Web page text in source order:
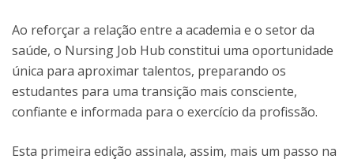
Ao reforçar a relação entre a academia e o setor da
saúde, o Nursing Job Hub constitui uma oportunidade
única para aproximar talentos, preparando os
estudantes para uma transição mais consciente,
confiante e informada para o exercício da profissão.
Esta primeira edição assinala, assim, mais um passo na